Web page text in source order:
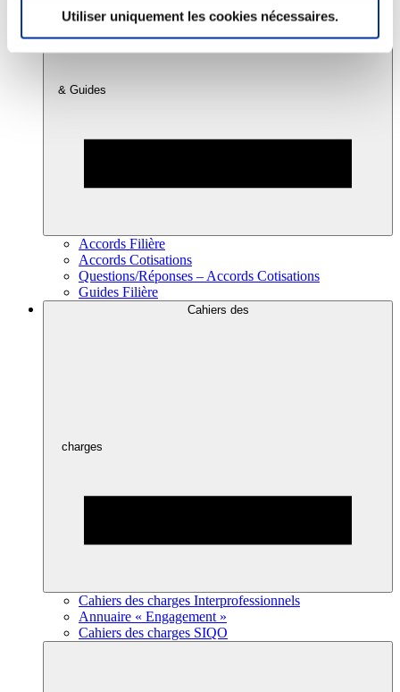
Utiliser uniquement les cookies nécessaires.
& Guides
Accords Filière
Accords Cotisations
Questions/Réponses – Accords Cotisations
Guides Filière
Cahiers des
charges
Cahiers des charges Interprofessionnels
Annuaire « Engagement »
Cahiers des charges SIQO